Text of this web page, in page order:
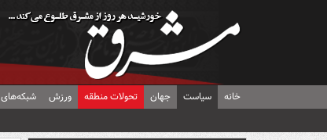
خانه سیاست جهان تحولات منطقه ورزش شبکه‌های